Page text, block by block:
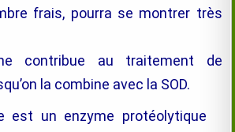
frais, pourra se montrer très
contribue au traitement de
la combine avec la SOD.
est un enzyme protéolytique